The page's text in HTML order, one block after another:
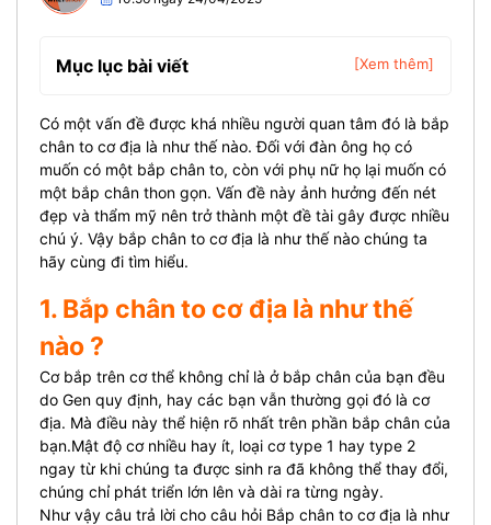
Mục lục bài viết [Xem thêm]
Có một vấn đề được khá nhiều người quan tâm đó là bắp
chân to cơ địa là như thế nào. Đối với đàn ông họ có
muốn có một bắp chân to, còn với phụ nữ họ lại muốn có
một bắp chân thon gọn. Vấn đề này ảnh hưởng đến nét
đẹp và thẩm mỹ nên trở thành một đề tài gây được nhiều
chú ý. Vậy bắp chân to cơ địa là như thế nào chúng ta
hãy cùng đi tìm hiểu.
1. Bắp chân to cơ địa là như thế
nào ?
Cơ bắp trên cơ thể không chỉ là ở bắp chân của bạn đều
do Gen quy định, hay các bạn vẫn thường gọi đó là cơ
địa. Mà điều này thể hiện rõ nhất trên phần bắp chân của
bạn.Mật độ cơ nhiều hay ít, loại cơ type 1 hay type 2
ngay từ khi chúng ta được sinh ra đã không thể thay đổi,
chúng chỉ phát triển lớn lên và dài ra từng ngày.
Như vậy câu trả lời cho câu hỏi Bắp chân to cơ địa là như